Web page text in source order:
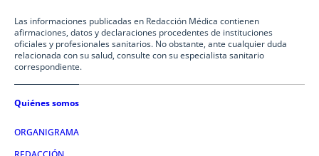
Las informaciones publicadas en Redacción Médica contienen
afirmaciones, datos y declaraciones procedentes de instituciones
oficiales y profesionales sanitarios. No obstante, ante cualquier duda
relacionada con su salud, consulte con su especialista sanitario
correspondiente.
Quiénes somos
ORGANIGRAMA